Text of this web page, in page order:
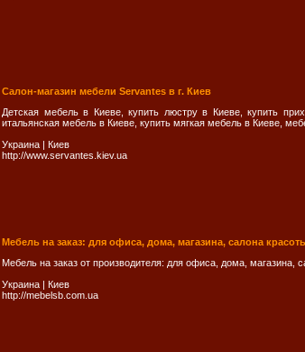
Cалон-магазин мебели Servantes в г. Киев
Детская мебель в Киеве, купить люстру в Киеве, купить
итальянская мебель в Киеве, купить мягкая мебель в Киеве,
Украина | Киев
http://www.servantes.kiev.ua
Мебель на заказ: для офиса, дома, магазина, салона
Мебель на заказ от производителя: для офиса, дома, магазина,
Украина | Киев
http://mebelsb.com.ua